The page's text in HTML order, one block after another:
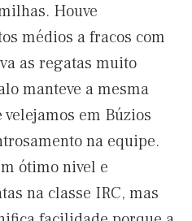
Houve
médios a fracos com
as regatas muito
manteve a mesma
em Búzios
na equipe.
ótimo nivel e
na classe IRC, mas